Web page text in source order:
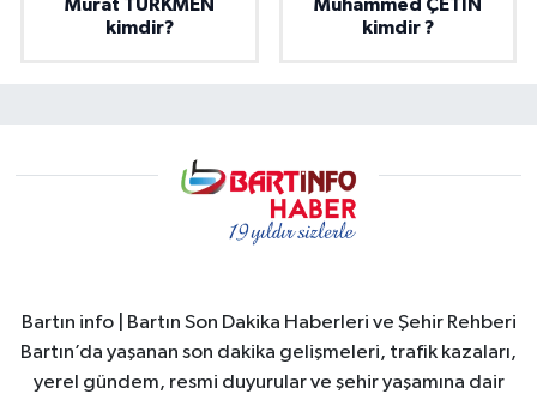
Murat TÜRKMEN
kimdir?
Muhammed ÇETİN
kimdir ?
Bartın info | Bartın Son Dakika Haberleri ve Şehir Rehberi
Bartın’da yaşanan son dakika gelişmeleri, trafik kazaları,
yerel gündem, resmi duyurular ve şehir yaşamına dair